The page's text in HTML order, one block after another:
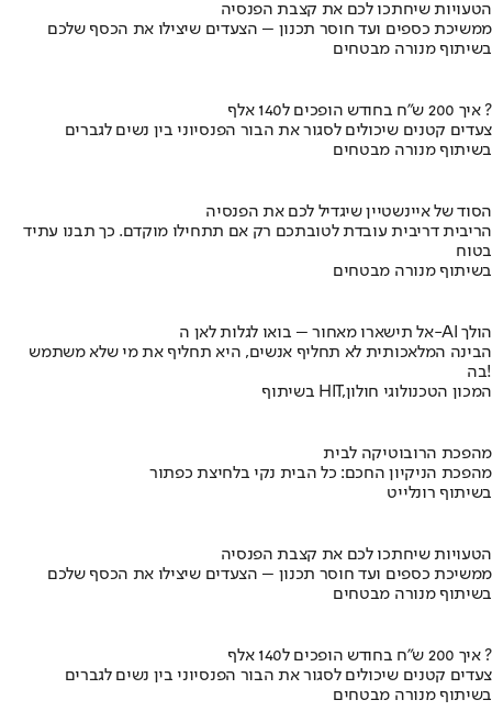
הטעויות שיחתכו לכם את קצבת הפנסיה
ממשיכת כספים ועד חוסר תכנון – הצעדים שיצילו את הכסף שלכם
בשיתוף מנורה מבטחים
איך 200 ש"ח בחודש הופכים ל140 אלף ?
צעדים קטנים שיכולים לסגור את הבור הפנסיוני בין נשים לגברים
בשיתוף מנורה מבטחים
הסוד של איינשטיין שיגדיל לכם את הפנסיה
הריבית דריבית עובדת לטובתכם רק אם תתחילו מוקדם. כך תבנו עתיד
בטוח
בשיתוף מנורה מבטחים
אל תישארו מאחור – בואו לגלות לאן ה-AI הולך
הבינה המלאכותית לא תחליף אנשים, היא תחליף את מי שלא משתמש
בה!
בשיתוף HIT,המכון הטכנולוגי חולון
מהפכת הרובוטיקה לבית
מהפכת הניקיון החכם: כל הבית נקי בלחיצת כפתור
בשיתוף רונלייט
הטעויות שיחתכו לכם את קצבת הפנסיה
ממשיכת כספים ועד חוסר תכנון – הצעדים שיצילו את הכסף שלכם
בשיתוף מנורה מבטחים
איך 200 ש"ח בחודש הופכים ל140 אלף ?
צעדים קטנים שיכולים לסגור את הבור הפנסיוני בין נשים לגברים
בשיתוף מנורה מבטחים